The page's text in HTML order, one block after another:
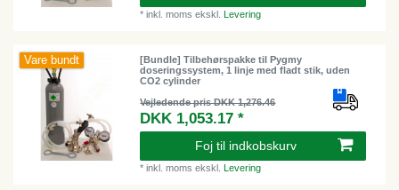
*inkl. moms ekskl.Levering
Vare bundt
[Bundle] Tilbehørspakke til Pygmy
doseringssystem, 1 linje med fladt stik, uden
CO2 cylinder
Vejledende pris DKK 1,276.46
DKK 1,053.17 *
Foj til indkobskurv
*inkl. moms ekskl.Levering